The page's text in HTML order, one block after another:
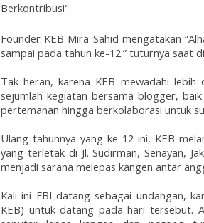
Berkontribusi".
Founder KEB Mira Sahid mengatakan
sampai pada tahun ke-12.” tuturnya saat
Tak heran, karena KEB mewadahi
sejumlah kegiatan bersama blogger,
pertemanan hingga berkolaborasi untuk
Ulang tahunnya yang ke-12 ini, KEB
yang terletak di Jl. Sudirman, Senayan,
menjadi sarana melepas kangen antar
Kali ini FBI datang sebagai undangan,
KEB) untuk datang pada hari tersebut.